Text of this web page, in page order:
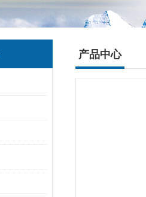
产品中心